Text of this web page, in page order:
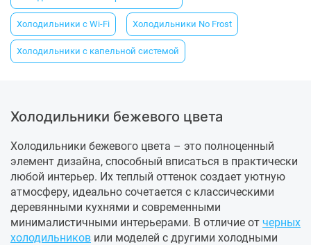
Холодильники с Wi-Fi Холодильники No Frost
Холодильники с капельной системой
Холодильники бежевого цвета
Холодильники бежевого цвета – это полноценный
элемент дизайна, способный вписаться в практически
любой интерьер. Их теплый оттенок создает уютную
атмосферу, идеально сочетается с классическими
деревянными кухнями и современными
минималистичными интерьерами. В отличие от черных
холодильников или моделей с другими холодными